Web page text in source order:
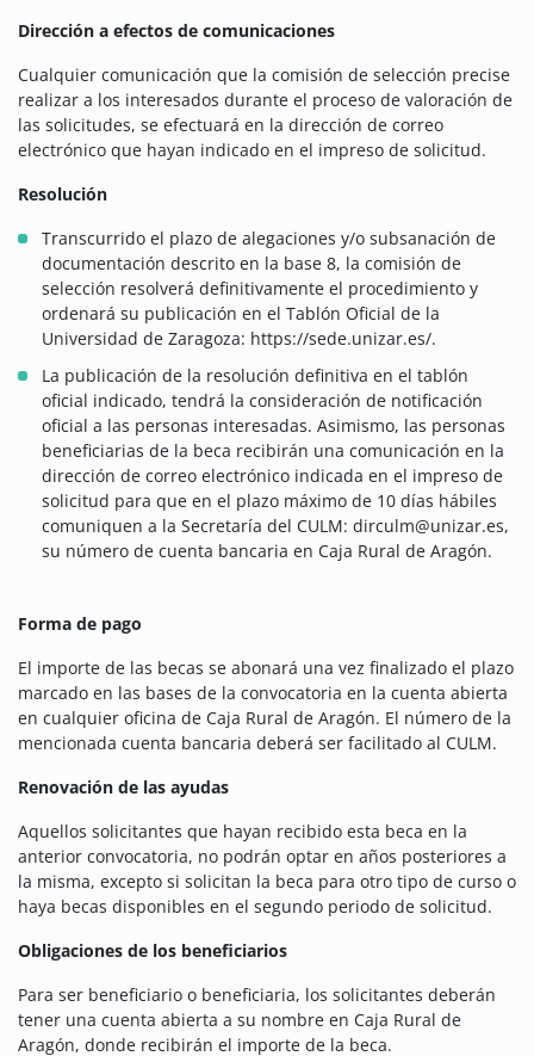
Dirección a efectos de comunicaciones
Cualquier comunicación que la comisión de selección precise
realizar a los interesados durante el proceso de valoración de
las solicitudes, se efectuará en la dirección de correo
electrónico que hayan indicado en el impreso de solicitud.
Resolución
Transcurrido el plazo de alegaciones y/o subsanación de
documentación descrito en la base 8, la comisión de
selección resolverá definitivamente el procedimiento y
ordenará su publicación en el Tablón Oficial de la
Universidad de Zaragoza: https://sede.unizar.es/.
La publicación de la resolución definitiva en el tablón
oficial indicado, tendrá la consideración de notificación
oficial a las personas interesadas. Asimismo, las personas
beneficiarias de la beca recibirán una comunicación en la
dirección de correo electrónico indicada en el impreso de
solicitud para que en el plazo máximo de 10 días hábiles
comuniquen a la Secretaría del CULM: dirculm@unizar.es,
su número de cuenta bancaria en Caja Rural de Aragón.
Forma de pago
El importe de las becas se abonará una vez finalizado el plazo
marcado en las bases de la convocatoria en la cuenta abierta
en cualquier oficina de Caja Rural de Aragón. El número de la
mencionada cuenta bancaria deberá ser facilitado al CULM.
Renovación de las ayudas
Aquellos solicitantes que hayan recibido esta beca en la
anterior convocatoria, no podrán optar en años posteriores a
la misma, excepto si solicitan la beca para otro tipo de curso o
haya becas disponibles en el segundo periodo de solicitud.
Obligaciones de los beneficiarios
Para ser beneficiario o beneficiaria, los solicitantes deberán
tener una cuenta abierta a su nombre en Caja Rural de
Aragón, donde recibirán el importe de la beca.